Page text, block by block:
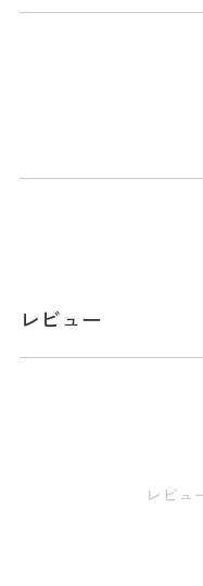
商品説明
めのメイク用品など、
サイズ
W18cm / D10cm /
※本表示は実寸となりま
レビュー
レビュ